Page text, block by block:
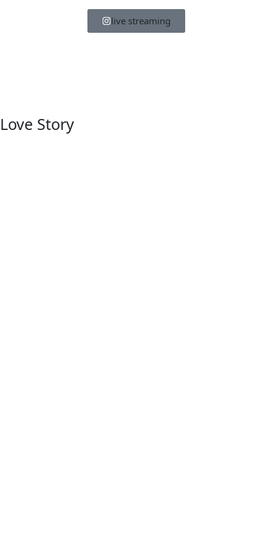
live streaming
Love Story